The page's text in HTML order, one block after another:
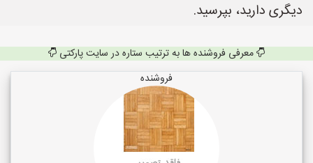
دیگری دارید، بپرسید.
معرفی فروشنده ها به ترتیب ستاره در سایت پارکتی
فروشنده